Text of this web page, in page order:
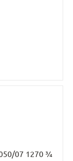
07 1270 ¾